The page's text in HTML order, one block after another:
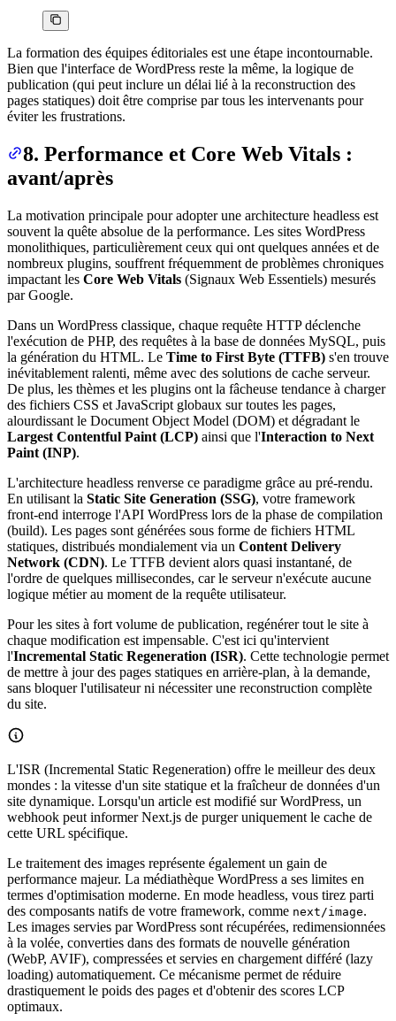
La formation des équipes éditoriales est une étape incontournable.
Bien que l'interface de WordPress reste la même, la logique de
publication (qui peut inclure un délai lié à la reconstruction des
pages statiques) doit être comprise par tous les intervenants pour
éviter les frustrations.
8. Performance et Core Web Vitals :
avant/après
La motivation principale pour adopter une architecture headless est
souvent la quête absolue de la performance. Les sites WordPress
monolithiques, particulièrement ceux qui ont quelques années et de
nombreux plugins, souffrent fréquemment de problèmes chroniques
impactant les Core Web Vitals (Signaux Web Essentiels) mesurés
par Google.
Dans un WordPress classique, chaque requête HTTP déclenche
l'exécution de PHP, des requêtes à la base de données MySQL, puis
la génération du HTML. Le Time to First Byte (TTFB) s'en trouve
inévitablement ralenti, même avec des solutions de cache serveur.
De plus, les thèmes et les plugins ont la fâcheuse tendance à charger
des fichiers CSS et JavaScript globaux sur toutes les pages,
alourdissant le Document Object Model (DOM) et dégradant le
Largest Contentful Paint (LCP) ainsi que l'Interaction to Next
Paint (INP).
L'architecture headless renverse ce paradigme grâce au pré-rendu.
En utilisant la Static Site Generation (SSG), votre framework
front-end interroge l'API WordPress lors de la phase de compilation
(build). Les pages sont générées sous forme de fichiers HTML
statiques, distribués mondialement via un Content Delivery
Network (CDN). Le TTFB devient alors quasi instantané, de
l'ordre de quelques millisecondes, car le serveur n'exécute aucune
logique métier au moment de la requête utilisateur.
Pour les sites à fort volume de publication, regénérer tout le site à
chaque modification est impensable. C'est ici qu'intervient
l'Incremental Static Regeneration (ISR). Cette technologie permet
de mettre à jour des pages statiques en arrière-plan, à la demande,
sans bloquer l'utilisateur ni nécessiter une reconstruction complète
du site.
L'ISR (Incremental Static Regeneration) offre le meilleur des deux
mondes : la vitesse d'un site statique et la fraîcheur de données d'un
site dynamique. Lorsqu'un article est modifié sur WordPress, un
webhook peut informer Next.js de purger uniquement le cache de
cette URL spécifique.
Le traitement des images représente également un gain de
performance majeur. La médiathèque WordPress a ses limites en
termes d'optimisation moderne. En mode headless, vous tirez parti
des composants natifs de votre framework, comme next/image.
Les images servies par WordPress sont récupérées, redimensionnées
à la volée, converties dans des formats de nouvelle génération
(WebP, AVIF), compressées et servies en chargement différé (lazy
loading) automatiquement. Ce mécanisme permet de réduire
drastiquement le poids des pages et d'obtenir des scores LCP
optimaux.